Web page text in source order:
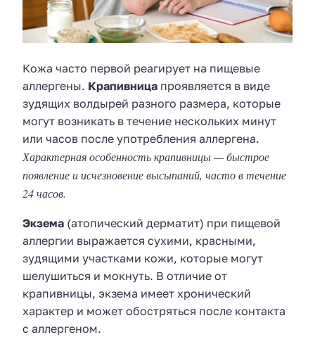
Кожа часто первой реагирует на пищевые
аллергены. Крапивница проявляется в виде
зудящих волдырей разного размера, которые
могут возникать в течение нескольких минут
или часов после употребления аллергена.
Характерная особенность крапивницы — быстрое
появление и исчезновение высыпаний, часто в течение
24 часов.
Экзема (атопический дерматит) при пищевой
аллергии выражается сухими, красными,
зудящими участками кожи, которые могут
шелушиться и мокнуть. В отличие от
крапивницы, экзема имеет хронический
характер и может обостряться после контакта
с аллергеном.